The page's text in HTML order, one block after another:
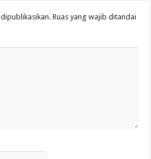
Ruas yang wajib ditandai